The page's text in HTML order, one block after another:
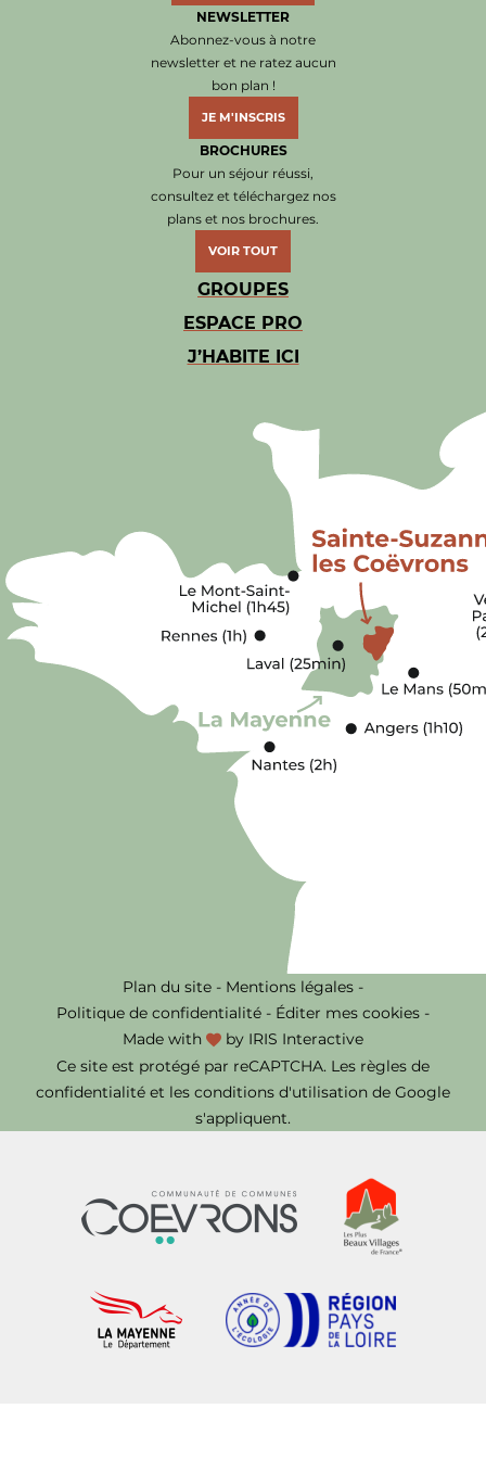
NEWSLETTER
Abonnez-vous à notre
newsletter et ne ratez aucun
bon plan !
JE M'INSCRIS
BROCHURES
Pour un séjour réussi,
consultez et téléchargez nos
plans et nos brochures.
VOIR TOUT
GROUPES
ESPACE PRO
J’HABITE ICI
Plan du site - Mentions légales -
Politique de confidentialité - Éditer mes cookies -
Made with
by IRIS Interactive
Ce site est protégé par reCAPTCHA. Les règles de
confidentialité et les conditions d'utilisation de Google
s'appliquent.